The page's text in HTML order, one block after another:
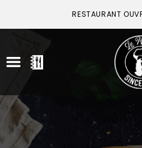
RESTAURANT
ACCUEIL